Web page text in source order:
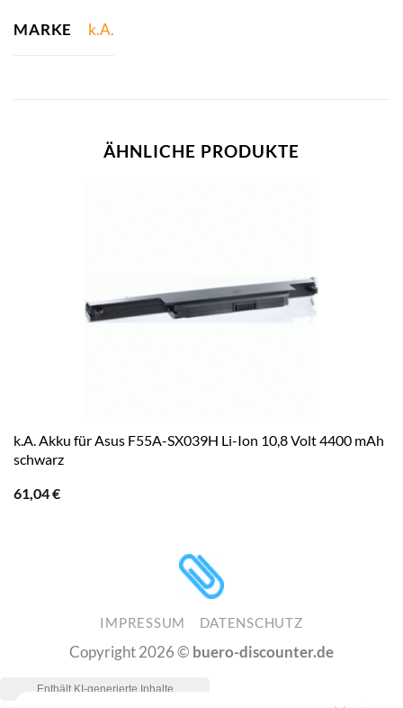
MARKE k.A.
ÄHNLICHE PRODUKTE
k.A. Akku für Asus F55A-SX039H Li-Ion 10,8 Volt 4400 mAh
schwarz
61,04€
IMPRESSUM DATENSCHUTZ
Copyright 2026 © buero-discounter.de